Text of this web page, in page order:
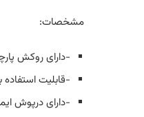
مشخصات:
-دارای روکش
-قابلیت
-دارای درپوش